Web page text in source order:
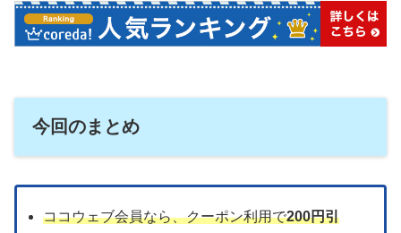
今回のまとめ
ココウェブ会員なら、クーポン利用で200円引